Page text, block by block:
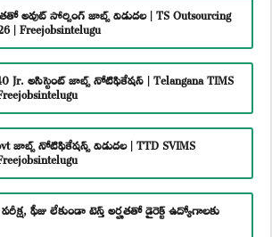
అవుట్ సోర్సింగ్ జాబ్స్ విడుదల | TS Outsourcing
| Freejobsintelugu
అసిస్టెంట్ జాబ్స్ నోటిఫికేషన్ | Telangana TIMS
జాబ్స్ నోటిఫికేషన్స్ విడుదల | TTD SVIMS
ఫీజు లేకుండా టెన్త్ అర్హతతో డైరెక్ట్ ఉద్యోగాలకు